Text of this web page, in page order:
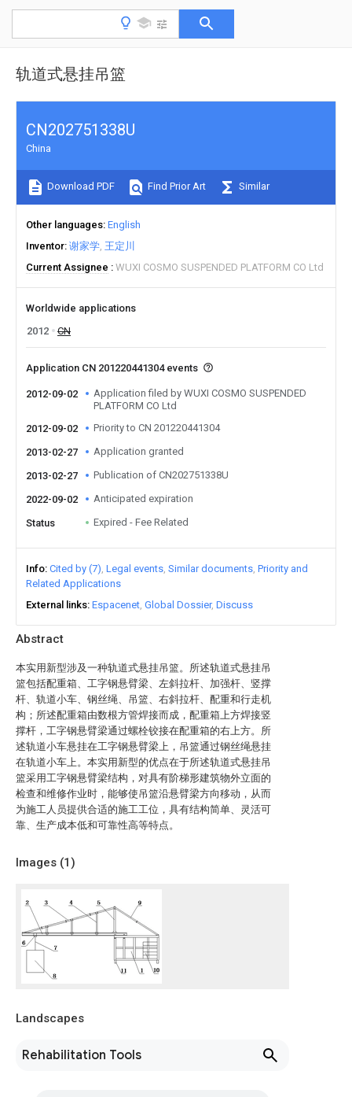
轨道式悬挂吊篮
Abstract
本实用新型涉及一种轨道式悬挂吊篮。所述轨道式悬挂吊
篮包括配重箱、工字钢悬臂梁、左斜拉杆、加强杆、竖撑
杆、轨道小车、钢丝绳、吊篮、右斜拉杆、配重和行走机
构；所述配重箱由数根方管焊接而成，配重箱上方焊接竖
撑杆，工字钢悬臂梁通过螺栓铰接在配重箱的右上方。所
述轨道小车悬挂在工字钢悬臂梁上，吊篮通过钢丝绳悬挂
在轨道小车上。本实用新型的优点在于所述轨道式悬挂吊
篮采用工字钢悬臂梁结构，对具有阶梯形建筑物外立面的
检查和维修作业时，能够使吊篮沿悬臂梁方向移动，从而
为施工人员提供合适的施工工位，具有结构简单、灵活可
靠、生产成本低和可靠性高等特点。
Images (1)
Landscapes
Rehabilitation Tools
CN202751338U
China
Download PDF Find Prior Art Similar
Other languages English
Inventor 谢家学 王定川
Current Assignee
WUXI COSMO SUSPENDED PLATFORM CO Ltd
Worldwide applications
2012
CN
Application CN 201220441304 events
2012-09-02
Application filed by WUXI COSMO SUSPENDED
PLATFORM CO Ltd
2012-09-02
Priority to CN 201220441304
2013-02-27 Application granted
2013-02-27 Publication of CN202751338U
2022-09-02 Anticipated expiration
Status Expired - Fee Related
Info Cited by (7) Legal events Similar documents Priority and
Related Applications
External links Espacenet Global Dossier Discuss